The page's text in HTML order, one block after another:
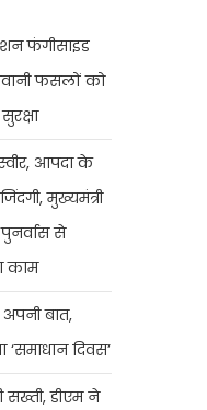
फंगीसाइड
फसलों को
आपदा के
मुख्यमंत्री
से
काम
बात,
‘समाधान दिवस’
सख्ती, डीएम ने